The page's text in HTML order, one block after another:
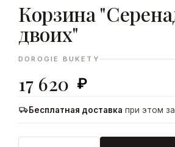
Корзина
двоих"
DOROGIE BUKETY
17 620 ₽
Бесплатная доставка при этом